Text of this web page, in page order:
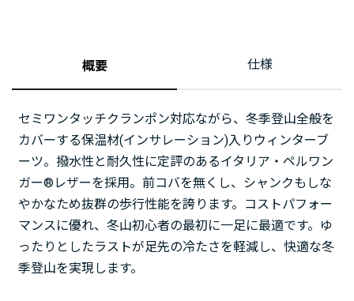
概要 仕様
セミワンタッチクランポン対応ながら、冬季登山全般を
カバーする保温材(インサレーション)入りウィンターブ
ーツ。撥水性と耐久性に定評のあるイタリア・ペルワン
ガー®レザーを採用。前コバを無くし、シャンクもしな
やかなため抜群の歩行性能を誇ります。コストパフォー
マンスに優れ、冬山初心者の最初に一足に最適です。ゆ
ったりとしたラストが足先の冷たさを軽減し、快適な冬
季登山を実現します。